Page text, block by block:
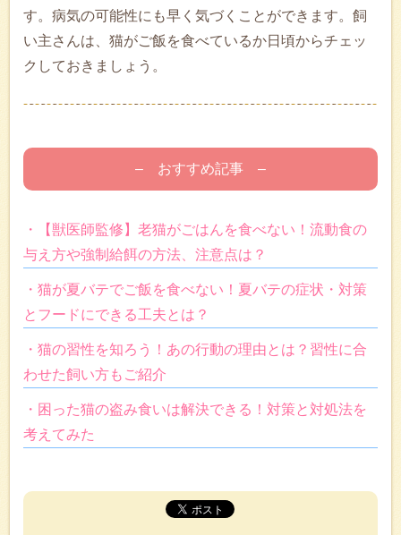
す。病気の可能性にも早く気づくことができます。飼
い主さんは、猫がご飯を食べているか日頃からチェッ
クしておきましょう。
– おすすめ記事 –
・【獣医師監修】老猫がごはんを食べない！流動食の
与え方や強制給餌の方法、注意点は？
・猫が夏バテでご飯を食べない！夏バテの症状・対策
とフードにできる工夫とは？
・猫の習性を知ろう！あの行動の理由とは？習性に合
わせた飼い方もご紹介
・困った猫の盗み食いは解決できる！対策と対処法を
考えてみた